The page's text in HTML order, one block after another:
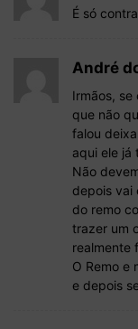
É só
André
Irmãos, se
que não
falou
aqui ele já
Não
depois vai
do remo
trazer um
realmente
O Remo e
e depois